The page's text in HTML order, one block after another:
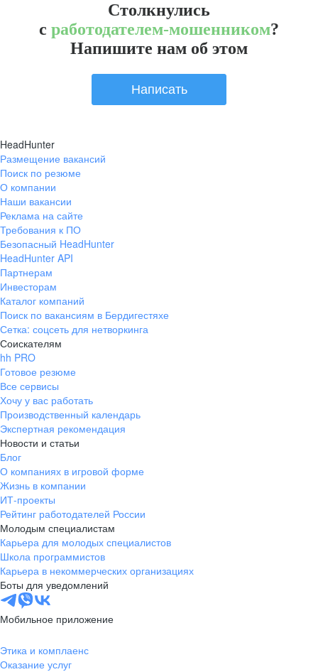
Столкнулись
с работодателем-мошенником?
Напишите нам об этом
Написать
HeadHunter
Размещение вакансий
Поиск по резюме
О компании
Наши вакансии
Реклама на сайте
Требования к ПО
Безопасный HeadHunter
HeadHunter API
Партнерам
Инвесторам
Каталог компаний
Поиск по вакансиям в Бердигестяхе
Сетка: соцсеть для нетворкинга
Соискателям
hh PRO
Готовое резюме
Все сервисы
Хочу у вас работать
Производственный календарь
Экспертная рекомендация
Новости и статьи
Блог
О компаниях в игровой форме
Жизнь в компании
ИТ-проекты
Рейтинг работодателей России
Молодым специалистам
Карьера для молодых специалистов
Школа программистов
Карьера в некоммерческих организациях
Боты для уведомлений
Мобильное приложение
Этика и комплаенс
Оказание услуг